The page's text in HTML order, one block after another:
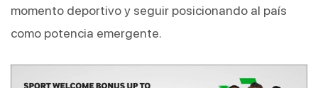
momento deportivo y seguir posicionando al país
como potencia emergente.